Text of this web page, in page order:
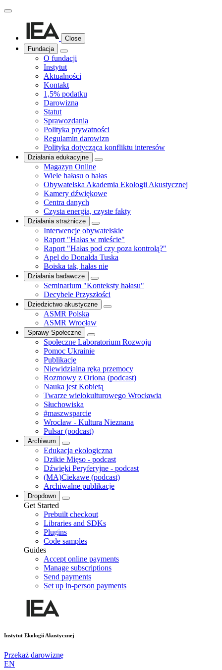
Close
Fundacja
O fundacji
Instytut
Aktualności
Kontakt
1,5% podatku
Darowizna
Statut
Sprawozdania
Polityka prywatności
Regulamin darowizn
Polityka dotycząca konfliktu interesów
Działania edukacyjne
Magazyn Online
Wiele hałasu o hałas
Obywatelska Akademia Ekologii Akustycznej
Kamery dźwiękowe
Centra danych
Czysta energia, czyste fakty
Działania strażnicze
Interwencje obywatelskie
Raport "Hałas w mieście"
Raport "Hałas pod czy poza kontrolą?"
Apel do Donalda Tuska
Boiska tak, hałas nie
Działania badawcze
Seminarium "Konteksty hałasu"
Decybele Przyszłości
Dziedzictwo akustyczne
ASMR Polska
ASMR Wrocław
Sprawy Społeczne
Społeczne Laboratorium Rozwoju
Pomoc Ukrainie
Publikacje
Niewidzialna ręka przemocy
Rozmowy z Oriona (podcast)
Nauka jest Kobietą
Twarze wielokulturowego Wrocławia
Słuchowiska
#maszwsparcie
Wrocław - Kultura Nieznana
Pulsar (podcast)
Archiwum
Edukacja ekologiczna
Dzikie Mięso - podcast
Dźwięki Peryferyjne - podcast
(MA)Ciekawe (podcast)
Archiwalne publikacje
Dropdown
Get Started
Prebuilt checkout
Libraries and SDKs
Plugins
Code samples
Guides
Accept online payments
Manage subscriptions
Send payments
Set up in-person payments
Instytut Ekologii Akustycznej
Przekaż darowiznę
EN